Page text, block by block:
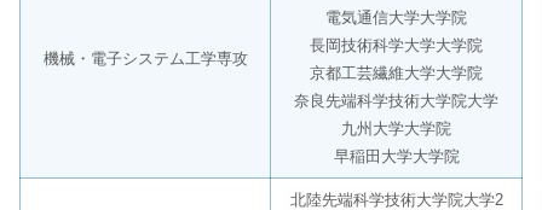
機械・電子システム工学専攻
電気通信大学大学院
長岡技術科学大学大学院
京都工芸繊維大学大学院
奈良先端科学技術大学院大学
九州大学大学院
早稲田大学大学院
北陸先端科学技術大学院大学2